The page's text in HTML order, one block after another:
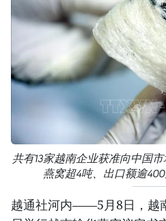
共有13家越南企业获准向中国
燕窝超4吨、出口额逾
越通社河内——5月8日，越